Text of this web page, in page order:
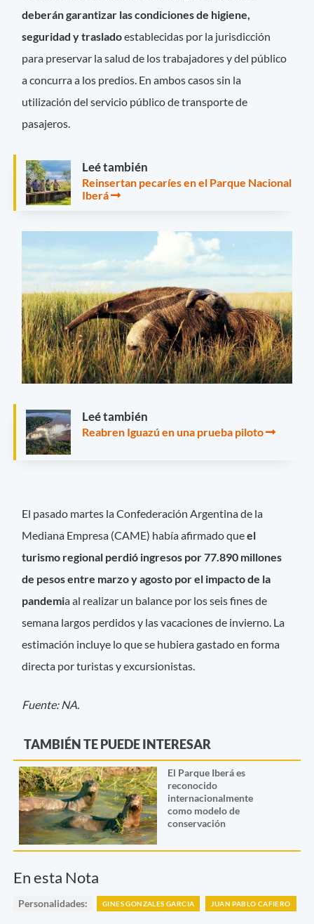
deberán garantizar las condiciones de higiene,
seguridad y trasladoestablecidas por la jurisdicción
para preservar la salud de los trabajadores y del público
a concurra a los predios. En ambos casos sin la
utilización del servicio público de transporte de
pasajeros.
Leé también
Reinsertan pecaríes en el Parque Nacional
Iberá
Leé también
Reabren Iguazú en una prueba piloto
El pasado martes la Confederación Argentina de la
Mediana Empresa (CAME) había afirmado queel
turismo regional perdió ingresos por 77.890 millones
de pesos entre marzo y agosto por el impacto de la
pandemia al realizar un balance por los seis fines de
semana largos perdidos y las vacaciones de invierno. La
estimación incluye lo que se hubiera gastado en forma
directa por turistas y excursionistas.
Fuente: NA.
TAMBIÉN TE PUEDE INTERESAR
El Parque Iberá es
reconocido
internacionalmente
como modelo de
conservación
En esta Nota
Personalidades: GINES GONZALES GARCIA JUAN PABLO CAFIERO